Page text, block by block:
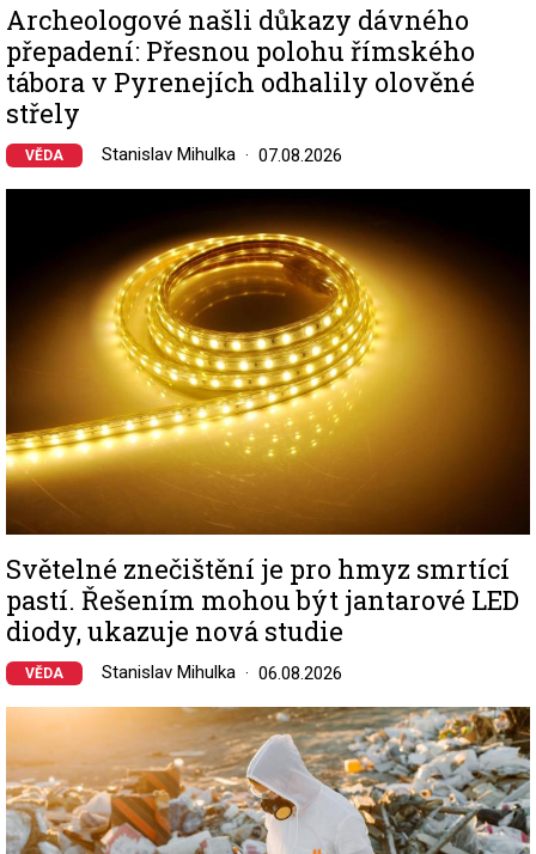
Archeologové našli důkazy dávného
přepadení: Přesnou polohu římského
tábora v Pyrenejích odhalily olověné
střely
VĚDA Stanislav Mihulka 07.08.2026
Světelné znečištění je pro hmyz smrtící
pastí. Řešením mohou být jantarové LED
diody, ukazuje nová studie
VĚDA Stanislav Mihulka 06.08.2026
Image